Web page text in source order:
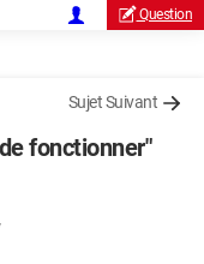
Question
Sujet Suivant
fonctionner"